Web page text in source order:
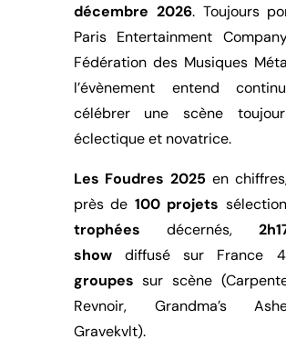
décembre 2026. Toujours
Paris Entertainment
Fédération des Musiques
l’évènement entend
célébrer une scène
éclectique et novatrice.
Les Foudres 2025 en
près de 100 projets
trophées décernés,
showdiffusé sur France
groupes sur scène
Revnoir, Grandma’s
Gravekvlt).